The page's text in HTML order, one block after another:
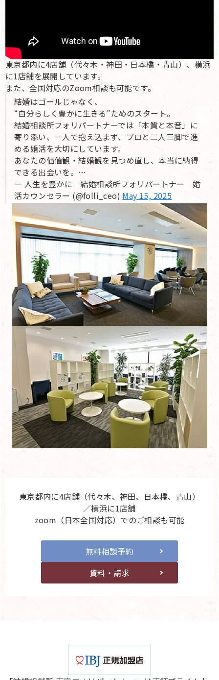
東京都内に4店舗（代々木・神田・日本橋・青山）、横浜
に1店舗を展開しています。
また、全国対応のZoom相談も可能です。
結婚はゴールじゃなく、
“自分らしく豊かに生きる”ためのスタート。
結婚相談所フォリパートナーでは「本質と本音」に
寄り添い、一人で抱え込まず、プロと二人三脚で進
める婚活を大切にしています。
あなたの価値観・結婚観を見つめ直し、本当に納得
できる出会いを。…
— 人生を豊かに 結婚相談所フォリパートナー 婚
活カウンセラー (@folli_ceo) May 15, 2025
東京都内に4店舗（代々木、神田、日本橋、青山）
／横浜に1店舗
zoom（日本全国対応）でのご相談も可能
無料相談予約
資料・請求